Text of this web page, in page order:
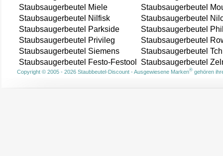
Staubsaugerbeutel Miele
Staubsaugerbeutel
Staubsaugerbeutel Nilfisk
Staubsaugerbeutel
Staubsaugerbeutel Parkside
Staubsaugerbeutel
Staubsaugerbeutel Privileg
Staubsaugerbeutel
Staubsaugerbeutel Siemens
Staubsaugerbeutel
Staubsaugerbeutel Festo-Festool
Staubsaugerbeutel
Copyright © 2005 - 2026 Staubbeutel-Discount - Ausgewiesene Marken®gehören